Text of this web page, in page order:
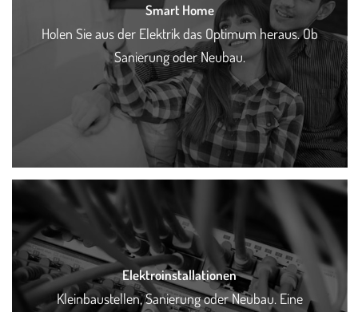
Smart Home
Holen Sie aus der Elektrik das Optimum heraus. Ob
Sanierung oder Neubau.
Elektroinstallationen
Kleinbaustellen, Sanierung oder Neubau. Eine